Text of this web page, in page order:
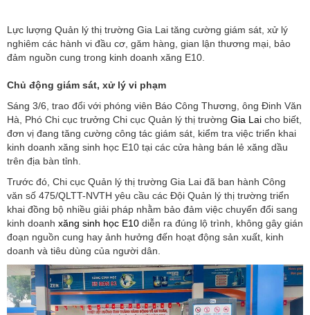
Lực lượng Quản lý thị trường Gia Lai tăng cường giám sát, xử lý
nghiêm các hành vi đầu cơ, găm hàng, gian lận thương mại, bảo
đảm nguồn cung trong kinh doanh xăng E10.
Chủ động giám sát, xử lý vi phạm
Sáng 3/6, trao đổi với phóng viên Báo Công Thương, ông Đinh Văn
Hà, Phó Chi cục trưởng Chi cục Quản lý thị trường Gia Lai cho biết,
đơn vị đang tăng cường công tác giám sát, kiểm tra việc triển khai
kinh doanh xăng sinh học E10 tại các cửa hàng bán lẻ xăng dầu
trên địa bàn tỉnh.
Trước đó, Chi cục Quản lý thị trường Gia Lai đã ban hành Công
văn số 475/QLTT-NVTH yêu cầu các Đội Quản lý thị trường triển
khai đồng bộ nhiều giải pháp nhằm bảo đảm việc chuyển đổi sang
kinh doanh xăng sinh học E10 diễn ra đúng lộ trình, không gây gián
đoạn nguồn cung hay ảnh hưởng đến hoạt động sản xuất, kinh
doanh và tiêu dùng của người dân.